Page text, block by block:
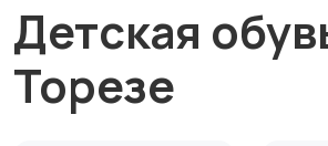
Детская
Торезе